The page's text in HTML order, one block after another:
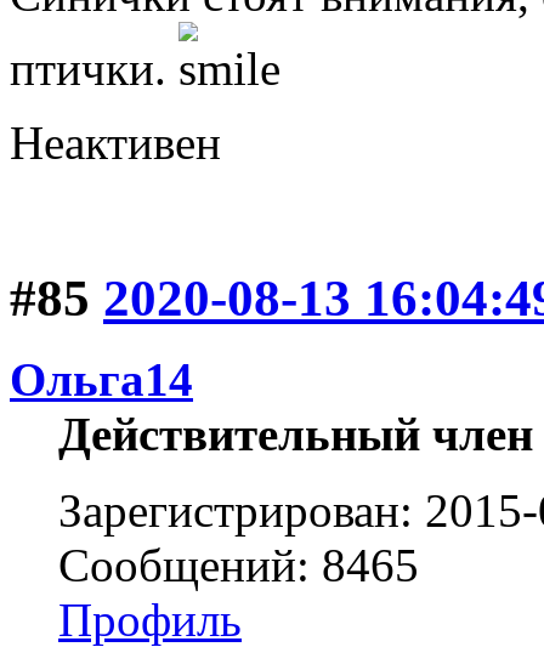
птички.
Неактивен
#85 2020-08-13
Ольга14
Действительный член
Зарегистрирован:
Сообщений: 8465
Профиль